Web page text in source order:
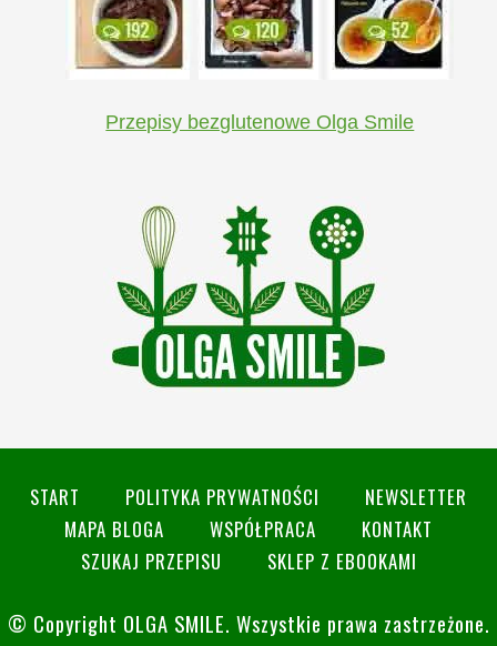
Przepisy bezglutenowe Olga Smile
START POLITYKA PRYWATNOŚCI
NEWSLETTER
MAPA BLOGA
WSPÓŁPRACA
KONTAKT
SZUKAJ PRZEPISU
SKLEP Z EBOOKAMI
© Copyright OLGA SMILE. Wszystkie prawa zastrzeżone.